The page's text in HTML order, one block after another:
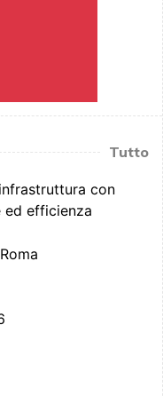
Tutto
con
ed efficienza